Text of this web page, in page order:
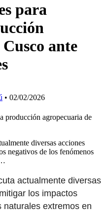
para
ante
• 02/02/2026
diversas acciones
negativos de los fenómenos
actualmente diversas
los impactos
naturales extremos en